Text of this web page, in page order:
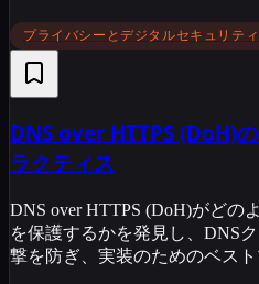
プライバシーとデジタルセキュリティ
DNS over HTTPS (DoH)
ラクティス
DNS over HTTPS (DoH)がどの
を保護するかを発見し、DNS
撃を防ぎ、実装のためのベス